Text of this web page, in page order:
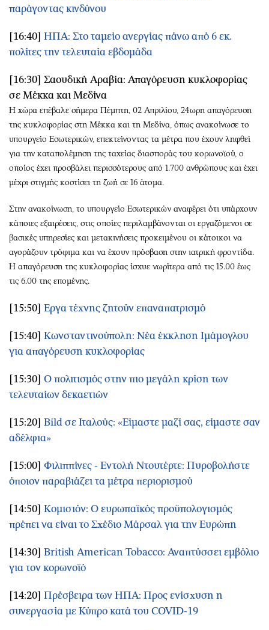
παράγοντας κινδύνου
[16:40] ΗΠΑ: Στο ταμείο ανεργίας πάνω από 6 εκ.
πολίτες την τελευταία εβδομάδα
[16:30] Σαουδική Αραβία: Απαγόρευση κυκλοφορίας
σε Μέκκα και Μεδίνα
Η χώρα επέβαλε σήμερα Πέμπτη, 02 Απριλίου, 24ωρη απαγόρευση
της κυκλοφορίας στη Μέκκα και τη Μεδίνα, όπως ανακοίνωσε το
υπουργείο Εσωτερικών, επεκτείνοντας τα μέτρα που έχουν ληφθεί
για την καταπολέμηση της ταχείας διασποράς του κορωνοϊού, ο
οποίος έχει προσβάλει περισσότερους από 1.700 ανθρώπους και έχει
μέχρι στιγμής κοστίσει τη ζωή σε 16 άτομα.
Στην ανακοίνωση, το υπουργείο Εσωτερικών αναφέρει ότι υπάρχουν
κάποιες εξαιρέσεις, στις οποίες περιλαμβάνονται οι εργαζόμενοι σε
βασικές υπηρεσίες και μετακινήσεις προκειμένου οι κάτοικοι να
αγοράζουν τρόφιμα και να έχουν πρόσβαση στην ιατρική φροντίδα.
Η απαγόρευση της κυκλοφορίας ίσχυε νωρίτερα από τις 15.00 έως
τις 6.00 της επομένης.
[15:50] Εργα τέχνης ζητούν επαναπατρισμό
[15:40] Κωνσταντινούπολη: Νέα έκκληση Ιμάμογλου
για απαγόρευση κυκλοφορίας
[15:30] Ο πολιτισμός στην πιο μεγάλη κρίση των
τελευταίων δεκαετιών
[15:20] Bild σε Ιταλούς: «Είμαστε μαζί σας, είμαστε σαν
αδέλφια»
[15:00] Φιλιππίνες - Εντολή Ντουτέρτε: Πυροβολήστε
όποιον παραβιάζει τα μέτρα περιορισμού
[14:50] Κομισιόν: Ο ευρωπαϊκός προϋπολογισμός
πρέπει να είναι το Σχέδιο Μάρσαλ για την Ευρώπη
[14:30] British American Tobacco: Αναπτύσσει εμβόλιο
για τον κορωνοϊό
[14:20] Πρέσβειρα των ΗΠΑ: Προς ενίσχυση η
συνεργασία με Κύπρο κατά του COVID-19